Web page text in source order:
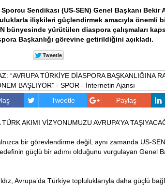
Sendikası (US-SEN) Genel Başkanı Bekir
ilişkileri güçlendirmek amacıyla önemli
bünyesinde yürütülen diaspora çalışmaları
Başkanlığı görevine getirildiğini açıkladı.
Tweetle Paylaş
TÜRK AKIMI VİZYONUMUZU AVRUPA’YA
bir görevlendirme değil, aynı zamanda US-
güçlü bir adımı olduğunu vurgulayan Genel
Avrupa’da Türkiye topluluklarıyla daha güçlü